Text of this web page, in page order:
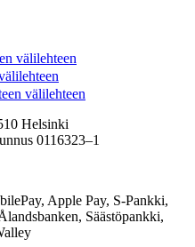
välilehteen
välilehteen
Helsinki
0116323–1
Apple Pay, S-Pankki,
Säästöpankki,